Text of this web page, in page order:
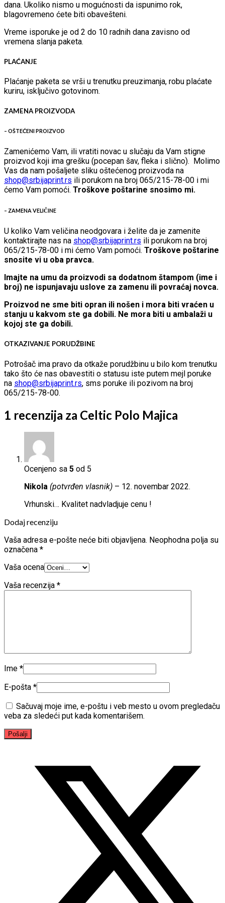
dana. Ukoliko nismo u mogućnosti da ispunimo rok,
blagovremeno ćete biti obavešteni.
Vreme isporuke je od 2 do 10 radnih dana zavisno od
vremena slanja paketa.
PLAĆANJE
Plaćanje paketa se vrši u trenutku preuzimanja, robu plaćate
kuriru, isključivo gotovinom.
ZAMENA PROIZVODA
– OŠTEĆENI PROIZVOD
Zamenićemo Vam, ili vratiti novac u slučaju da Vam stigne
proizvod koji ima grešku (pocepan šav, fleka i slično). Molimo
Vas da nam pošaljete sliku oštećenog proizvoda na
shop@srbijaprint.rs ili porukom na broj 065/215-78-00 i mi
ćemo Vam pomoći. Troškove poštarine snosimo mi.
– ZAMENA VELIČINE
U koliko Vam veličina neodgovara i želite da je zamenite
kontaktirajte nas na shop@srbijaprint.rs ili porukom na broj
065/215-78-00 i mi ćemo Vam pomoći. Troškove poštarine
snosite vi u oba pravca.
Imajte na umu da proizvodi sa dodatnom štampom (ime i
broj) ne ispunjavaju uslove za zamenu ili povraćaj novca.
Proizvod ne sme biti opran ili nošen i mora biti vraćen u
stanju u kakvom ste ga dobili. Ne mora biti u ambalaži u
kojoj ste ga dobili.
OTKAZIVANJE PORUDŽBINE
Potrošač ima pravo da otkaže porudžbinu u bilo kom trenutku
tako što će nas obavestiti o statusu iste putem mejl poruke
na shop@srbijaprint.rs, sms poruke ili pozivom na broj
065/215-78-00.
1 recenzija za Celtic Polo Majica
Ocenjeno sa 5 od 5
Nikola (potvrđen vlasnik) – 12. novembar 2022.
Vrhunski… Kvalitet nadvladjuje cenu !
Dodaj recenziju
Vaša adresa e-pošte neće biti objavljena. Neophodna polja su
označena *
Vaša ocena
Vaša recenzija *
Ime *
E-pošta *
Sačuvaj moje ime, e-poštu i veb mesto u ovom pregledaču
veba za sledeći put kada komentarišem.
window